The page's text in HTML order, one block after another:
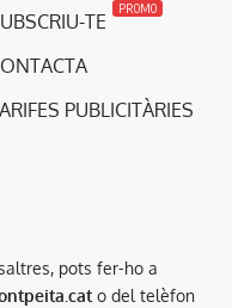
TE
PROMO
PUBLICITÀRIES
pots fer-ho a
o del telèfon